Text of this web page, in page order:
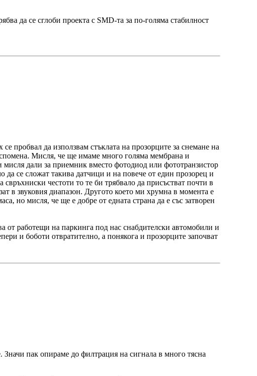
да се сглоби проекта с SMD-та за по-голяма стабилност
пробвал да използвам стъклата на прозорците за снемане на
Мисля, че ще имаме много голяма мембрана и
мисля дали за приемник вместо фотодиод или фототранзистор
да се сложат такива датчици и на повече от един прозорец и
честоти то те би трябвало да присъстват почти в
в звуковия диапазон. Другото което ми хрумна в момента е
но мисля, че ще е добре от едната страна да е със затворен
от работещи на паркинга под нас снабдителски автомобили и
и боботи отвратително, а понякога и прозорците започват
Значи пак опираме до филтрация на сигнала в много тясна